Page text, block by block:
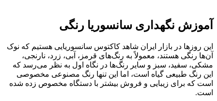
آموزش نگهداری سانسوریا رنگی
این روز‌ها در بازار ایران شاهد کاکتوس سانسوریایی هستیم که نوک
آن‌ها رنگی هستند، معمولاً به رنگ‌های قرمز، آبی، زرد، نارنجی،
مشکی، سفید، سبز و سایر رنگ‌ها در نگاه اول به نظر می‌رسد که
این رنگ طبیعی گیاه است، اما این تنها رنگ مصنوعی مخصوصی
است که برای زیبایی و فروش بیشتر با دستگاه مخصوص زده شده
است.